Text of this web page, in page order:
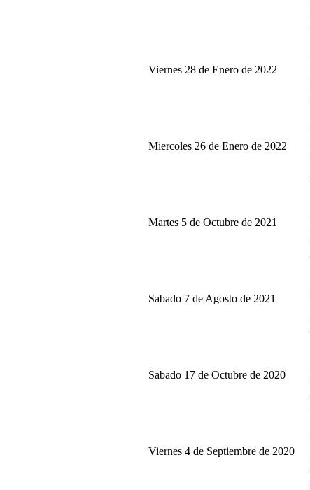
Viernes 28 de Enero de 2022
Miercoles 26 de Enero de 2022
Martes 5 de Octubre de 2021
Sabado 7 de Agosto de 2021
Sabado 17 de Octubre de 2020
Viernes 4 de Septiembre de 2020